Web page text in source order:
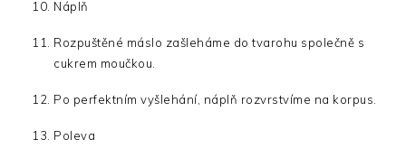
Náplň
Rozpuštěné máslo zašleháme do tvarohu společně s
cukrem moučkou.
Po perfektním vyšlehání, náplň rozvrstvíme na korpus.
Poleva